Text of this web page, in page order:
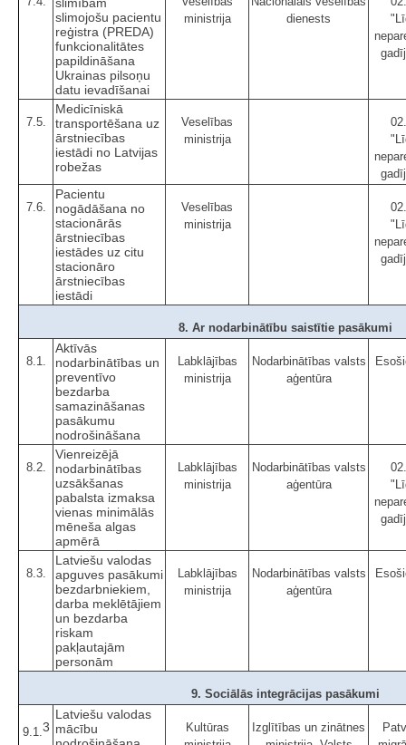
slimībām
slimojošu pacientu
reģistra (PREDA)
funkcionalitātes
papildināšana
Ukrainas pilsoņu
datu ievadīšanai
ministrija
dienests
7.5.
Medicīniskā
transportēšana uz
ārstniecības
iestādi no Latvijas
robežas
Veselības
ministrija
7.6.
Pacientu
nogādāšana no
stacionārās
ārstniecības
iestādes uz citu
stacionāro
ārstniecības
iestādi
Veselības
ministrija
8. Ar nodarbinātību saistītie pasākumi
8.1.
Aktīvās
nodarbinātības un
preventīvo
bezdarba
samazināšanas
pasākumu
nodrošināšana
Labklājības
ministrija
Nodarbinātības valsts
aģentūra
8.2.
Vienreizējā
nodarbinātības
uzsākšanas
pabalsta izmaksa
vienas minimālās
mēneša algas
apmērā
Labklājības
ministrija
Nodarbinātības valsts
aģentūra
8.3.
Latviešu valodas
apguves pasākumi
bezdarbniekiem,
darba meklētājiem
un bezdarba
riskam
pakļautajām
personām
Labklājības
ministrija
Nodarbinātības valsts
aģentūra
9. Sociālās integrācijas pasākumi
9.1.3
Latviešu valodas
mācību
Kultūras
Izglītības un zinātnes